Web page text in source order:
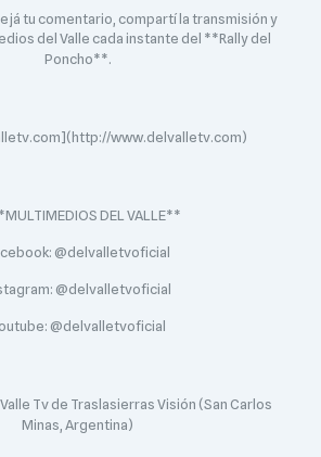
tu comentario, compartí la transmisión y
del Valle cada instante del **Rally del
Poncho**.
www.delvalletv.com)
DEL VALLE**
@delvalletvoficial
@delvalletvoficial
@delvalletvoficial
Valle Tv de Traslasierras Visión (San Carlos
Minas, Argentina)